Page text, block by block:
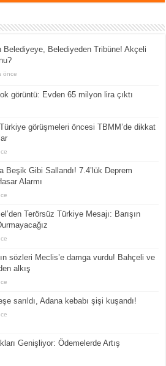
Belediyeye, Belediyeden Tribüne! Akçeli
önce
görüntü: Evden 65 milyon lira çıktı
görüşmeleri öncesi TBMM’de dikkat
Beşik Gibi Sallandı! 7.4’lük Deprem
Alarmı
Terörsüz Türkiye Mesajı: Barışın
sözleri Meclis’e damga vurdu! Bahçeli ve
alkış
sarıldı, Adana kebabı şişi kuşandı!
Genişliyor: Ödemelerde Artış